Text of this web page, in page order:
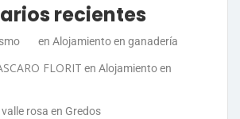
recientes
en Alojamiento en ganadería
FLORIT en Alojamiento en
valle rosa en Gredos